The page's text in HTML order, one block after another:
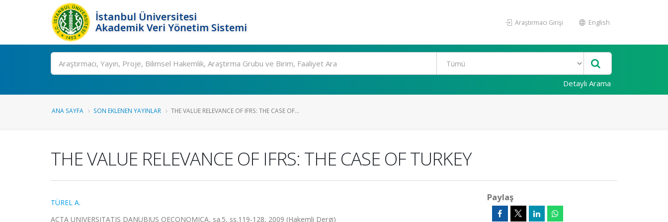
İstanbul Üniversitesi
Akademik Veri Yönetim Sistemi
Araştırmacı Girişi English
Ara
Detaylı Arama
ANA SAYFA SON EKLENEN YAYINLAR THE VALUE RELEVANCE OF IFRS: THE CASE OF...
THE VALUE RELEVANCE OF IFRS: THE CASE OF TURKEY
TÜREL A.
ACTA UNIVERSITATIS DANUBIUS OECONOMICA, sa.5, ss.119-128, 2009 (Hakemli Dergi)
Paylaş